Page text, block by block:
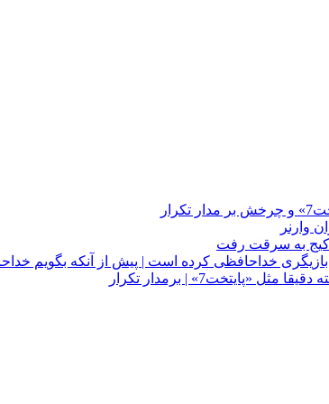
خداحافظی کرده است | پیش از آنکه بگویم
| برمدار تکرار